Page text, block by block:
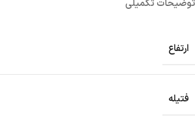
توضیحات تکمیلی
ارتفاع
فتیله